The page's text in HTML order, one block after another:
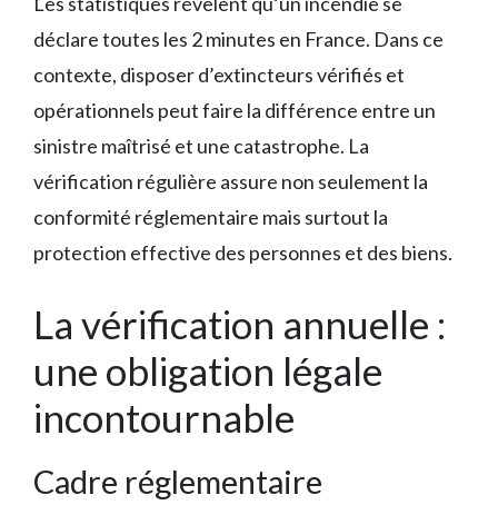
déclare toutes les 2 minutes en France. Dans ce
contexte, disposer d’extincteurs vérifiés et
opérationnels peut faire la différence entre un
sinistre maîtrisé et une catastrophe. La
vérification régulière assure non seulement la
conformité réglementaire mais surtout la
protection effective des personnes et des biens.
La vérification annuelle :
une obligation légale
incontournable
Cadre réglementaire